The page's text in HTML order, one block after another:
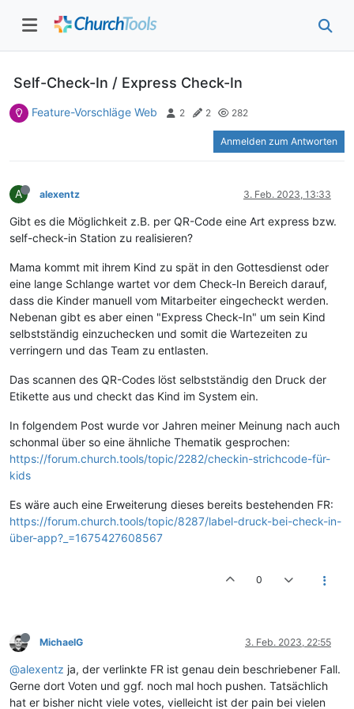
Self-Check-In / Express Check-In
Feature-Vorschläge Web 2 2 282
Anmelden zum Antworten
A alexentz 3. Feb. 2023, 13:33
Gibt es die Möglichkeit z.B. per QR-Code eine Art express bzw.
self-check-in Station zu realisieren?
Mama kommt mit ihrem Kind zu spät in den Gottesdienst oder
eine lange Schlange wartet vor dem Check-In Bereich darauf,
dass die Kinder manuell vom Mitarbeiter eingecheckt werden.
Nebenan gibt es aber einen "Express Check-In" um sein Kind
selbstständig einzuchecken und somit die Wartezeiten zu
verringern und das Team zu entlasten.
Das scannen des QR-Codes löst selbstständig den Druck der
Etikette aus und checkt das Kind im System ein.
In folgendem Post wurde vor Jahren meiner Meinung nach auch
schonmal über so eine ähnliche Thematik gesprochen:
https://forum.church.tools/topic/2282/checkin-strichcode-für-
kids
Es wäre auch eine Erweiterung dieses bereits bestehenden FR:
https://forum.church.tools/topic/8287/label-druck-bei-check-in-
über-app?_=1675427608567
0
MichaelG 3. Feb. 2023, 22:55
@alexentz ja, der verlinkte FR ist genau dein beschriebener Fall.
Gerne dort Voten und ggf. noch mal hoch pushen. Tatsächlich
hat er bisher nicht viele votes, vielleicht ist der pain bei vielen